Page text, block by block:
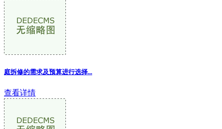
庭拆修的需求及预算进行选择...
查看详情